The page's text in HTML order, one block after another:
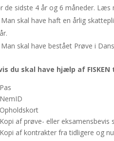
de sidste 4 år og 6 måneder.
Man skal have haft en årlig
Man skal have bestået Prøve i
du skal have hjælp af
af prøve- eller
Kopi af kontrakter fra tidligere og